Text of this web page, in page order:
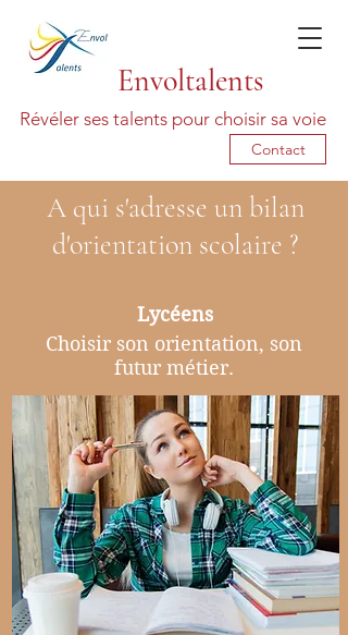
Envoltalents
Révéler ses talents pour choisir sa voie
Contact
A qui s'adresse un bilan
d'orientation scolaire ?
Lycéens
Choisir son orientation, son
futur métier.